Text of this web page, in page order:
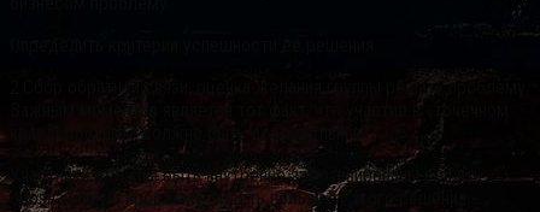
2.Сбор обратной связи, оценка желания группы решать проблему.
Важным моментов является тот факт, что участие в «точечном
краудсорсинге» должно быть добровольным.
Участники должны быть внутренне замотивированы решить
обозначенную проблему, видеть пользу от этого решения.